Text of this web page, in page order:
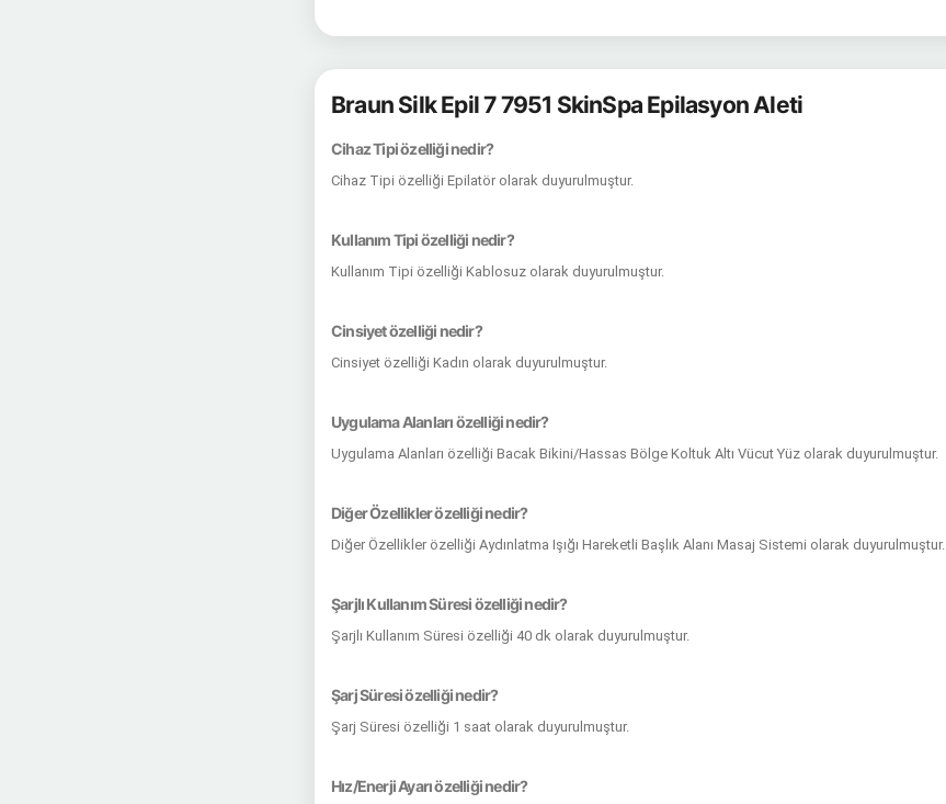
Braun Silk Epil 7 7951 SkinSpa Epilasyon Aleti
Cihaz Tipi özelliği nedir?
Cihaz Tipi özelliği Epilatör olarak duyurulmuştur.
Kullanım Tipi özelliği nedir?
Kullanım Tipi özelliği Kablosuz olarak duyurulmuştur.
Cinsiyet özelliği nedir?
Cinsiyet özelliği Kadın olarak duyurulmuştur.
Uygulama Alanları özelliği nedir?
Uygulama Alanları özelliği Bacak Bikini/Hassas Bölge Koltuk Altı Vücut Yüz olarak duyurulmuştur.
Diğer Özellikler özelliği nedir?
Diğer Özellikler özelliği Aydınlatma Işığı Hareketli Başlık Alanı Masaj Sistemi olarak duyurulmuştur.
Şarjlı Kullanım Süresi özelliği nedir?
Şarjlı Kullanım Süresi özelliği 40 dk olarak duyurulmuştur.
Şarj Süresi özelliği nedir?
Şarj Süresi özelliği 1 saat olarak duyurulmuştur.
Hız/Enerji Ayarı özelliği nedir?